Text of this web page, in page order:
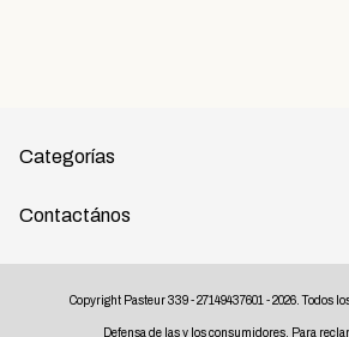
Categorías
Contactános
Copyright Pasteur 339 - 27149437601 - 2026. Todos
Defensa de las y los consumidores. Para